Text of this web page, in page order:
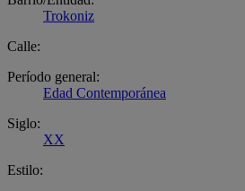
Trokoniz
Calle:
Período general:
Edad Contemporánea
Siglo:
XX
Estilo: